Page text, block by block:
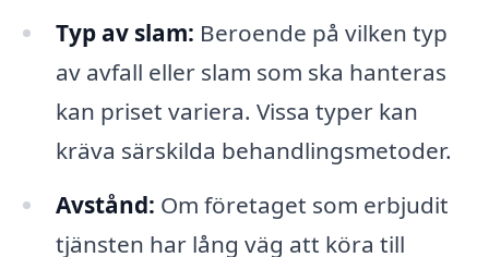
Typ av slam: Beroende på vilken typ
av avfall eller slam som ska hanteras
kan priset variera. Vissa typer kan
kräva särskilda behandlingsmetoder.
Avstånd: Om företaget som erbjudit
tjänsten har lång väg att köra till